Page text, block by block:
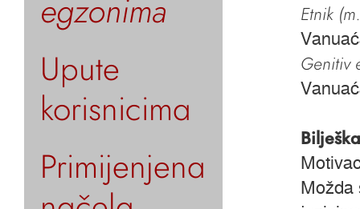
egzonima
Upute
korisnicima
Primijenjena
Etnik
Genitiv
Bilješka